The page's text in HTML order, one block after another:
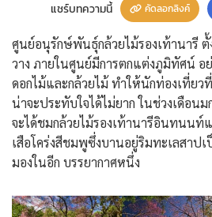
แชร์บทความนี้
คัดลอกลิงค์
ศูนย์อนุรักษ์พันธุ์กล้วยไม้รองเท้านารี ตั้
วาง ภายในศูนย์มีการตกแต่งภูมิทัศน์ อ
ดอกไม้และกล้วยไม้ ทำให้นักท่องเที่ย
น่าจะประทับใจได้ไม่ยาก ในช่วงเดือน
จะได้ชมกล้วยไม้รองเท้านารีอินทนนท์
เสือโคร่งสีชมพูซึ่งบานอยู่ริมทะเลสาป
มองในอีก บรรยากาศหนึ่ง